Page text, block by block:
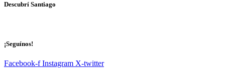
Descubrí Santiago
¡Seguínos!
Facebook-f Instagram X-twitter